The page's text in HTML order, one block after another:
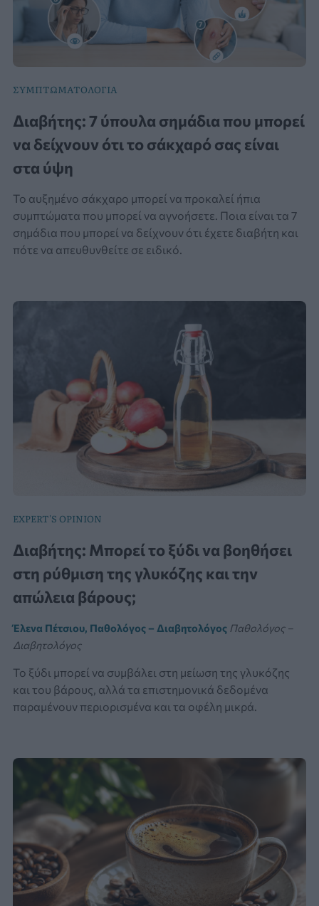
ΣΥΜΠΤΩΜΑΤΟΛΟΓΙΑ
Διαβήτης: 7 ύπουλα σημάδια που μπορεί
να δείχνουν ότι το σάκχαρό σας είναι
στα ύψη
Το αυξημένο σάκχαρο μπορεί να προκαλεί ήπια
συμπτώματα που μπορεί να αγνοήσετε. Ποια είναι τα 7
σημάδια που μπορεί να δείχνουν ότι έχετε διαβήτη και
πότε να απευθυνθείτε σε ειδικό.
EXPERT'S OPINION
Διαβήτης: Μπορεί το ξύδι να βοηθήσει
στη ρύθμιση της γλυκόζης και την
απώλεια βάρους;
Έλενα Πέτσιου, Παθολόγος – Διαβητολόγος Παθολόγος –
Διαβητολόγος
Το ξύδι μπορεί να συμβάλει στη μείωση της γλυκόζης
και του βάρους, αλλά τα επιστημονικά δεδομένα
παραμένουν περιορισμένα και τα οφέλη μικρά.